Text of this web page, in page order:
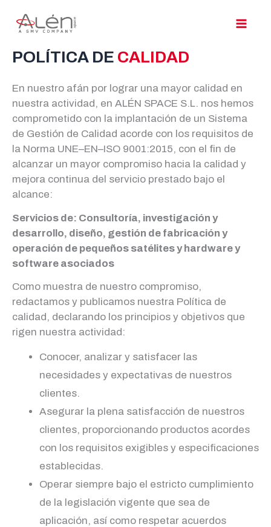
contenido
POLÍTICA DE CALIDAD
En nuestro afán por lograr una mayor calidad en
nuestra actividad, en ALÉN SPACE S.L. nos hemos
comprometido con la implantación de un Sistema
de Gestión de Calidad acorde con los requisitos de
la Norma UNE–EN–ISO 9001:2015, con el fin de
alcanzar un mayor compromiso hacia la calidad y
mejora continua del servicio prestado bajo el
alcance:
Servicios de: Consultoría, investigación y
desarrollo, diseño, gestión de fabricación y
operación de pequeños satélites y hardware y
software asociados
Como muestra de nuestro compromiso,
redactamos y publicamos nuestra Política de
calidad, declarando los principios y objetivos que
rigen nuestra actividad:
Conocer, analizar y satisfacer las
necesidades y expectativas de nuestros
clientes.
Asegurar la plena satisfacción de nuestros
clientes, proporcionando productos acordes
con los requisitos exigibles y especificaciones
establecidas.
Operar siempre bajo el estricto cumplimiento
de la legislación vigente que sea de
aplicación, así como respetar acuerdos